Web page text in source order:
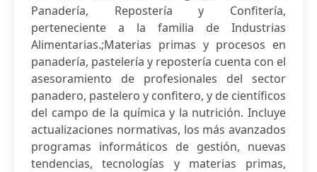
Panadería, Repostería y Confitería,
perteneciente a la familia de Industrias
Alimentarias.;Materias primas y procesos en
panadería, pastelería y repostería cuenta con el
asesoramiento de profesionales del sector
panadero, pastelero y confitero, y de científicos
del campo de la química y la nutrición. Incluye
actualizaciones normativas, los más avanzados
programas informáticos de gestión, nuevas
tendencias, tecnologías y materias primas,